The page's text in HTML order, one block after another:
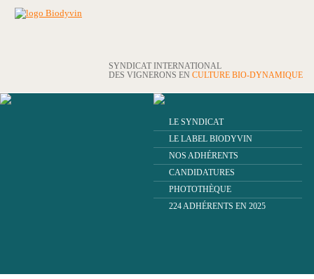
SYNDICAT INTERNATIONAL
DES VIGNERONS EN CULTURE BIO-DYNAMIQUE
LE SYNDICAT
LE LABEL BIODYVIN
NOS ADHÉRENTS
CANDIDATURES
PHOTOTHÈQUE
224 ADHÉRENTS EN 2025